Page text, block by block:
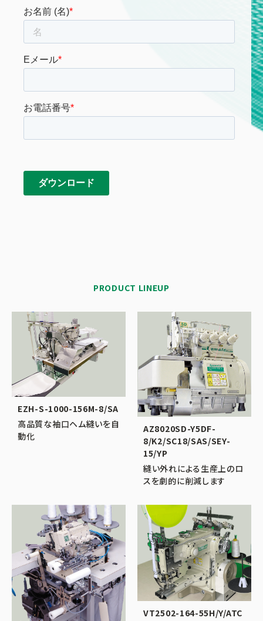
PRODUCT LINEUP
EZH-S-1000-156M-8/SA
高品質な袖口ヘム縫いを自
動化
AZ8020SD-Y5DF-
8/K2/SC18/SAS/SEY-
15/YP
縫い外れによる生産上のロ
スを劇的に削減します
VT2502-164-55H/Y/ATC